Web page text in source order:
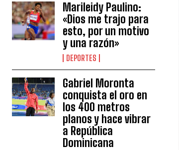
Marileidy Paulino:
«Dios me trajo para
esto, por un motivo
y una razón»
DEPORTES
Gabriel Moronta
conquista el oro en
los 400 metros
planos y hace vibrar
a República
Dominicana